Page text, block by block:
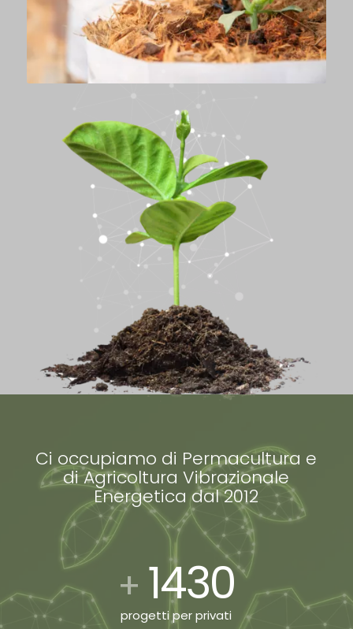
Ci occupiamo di Permacultura e
di Agricoltura Vibrazionale
Energetica dal 2012
+ 1430
progetti per privati